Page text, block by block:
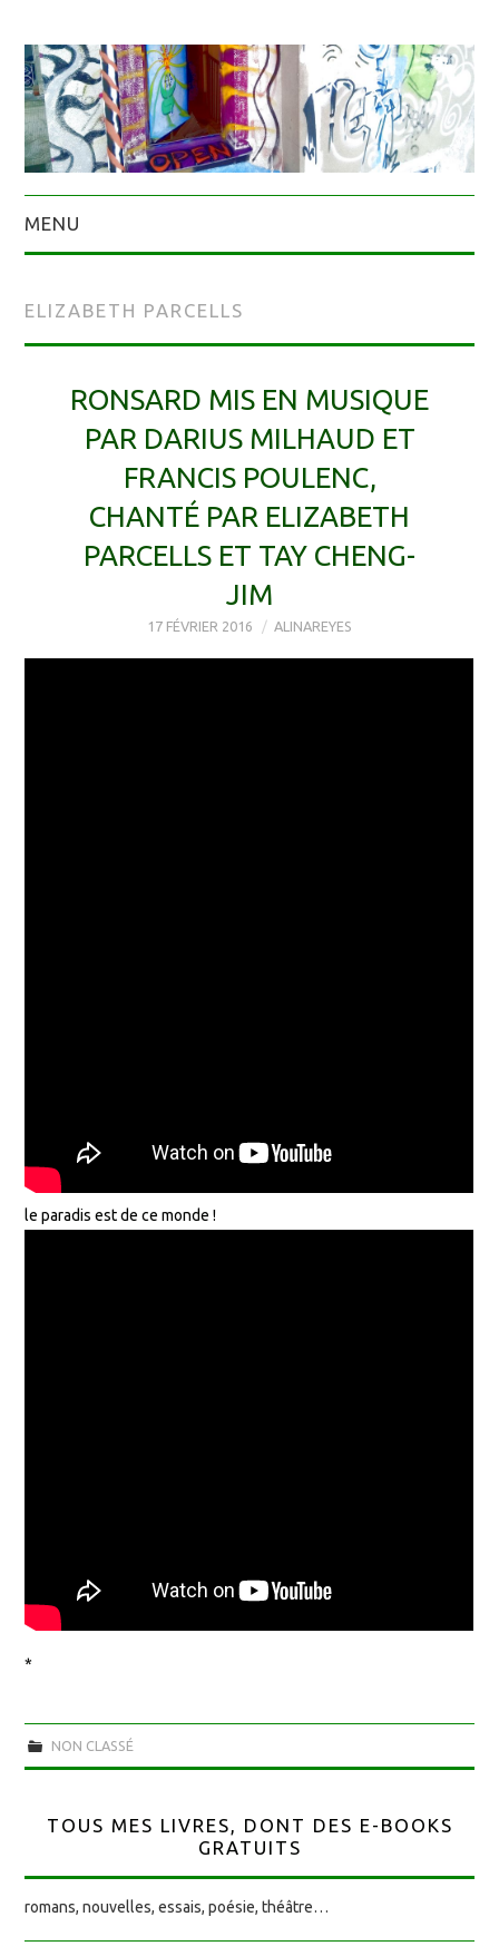
MENU
ELIZABETH PARCELLS
RONSARD MIS EN MUSIQUE
PAR DARIUS MILHAUD ET
FRANCIS POULENC,
CHANTÉ PAR ELIZABETH
PARCELLS ET TAY CHENG-
JIM
17 FÉVRIER 2016 ALINAREYES
le paradis est de ce monde !
*
NON CLASSÉ
TOUS MES LIVRES, DONT DES E-BOOKS
GRATUITS
romans, nouvelles, essais, poésie, théâtre…